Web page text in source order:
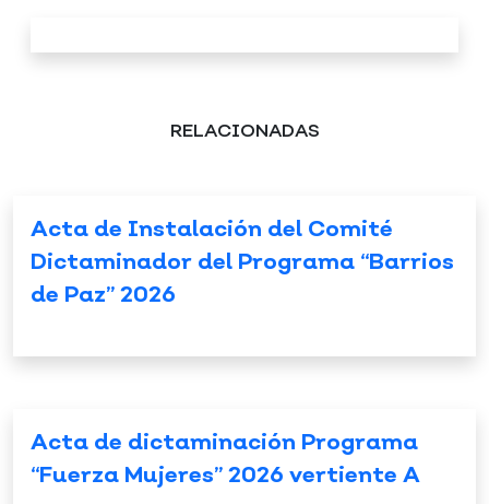
RELACIONADAS
Acta de Instalación del Comité
Dictaminador del Programa “Barrios
de Paz” 2026
Acta de dictaminación Programa
“Fuerza Mujeres” 2026 vertiente A